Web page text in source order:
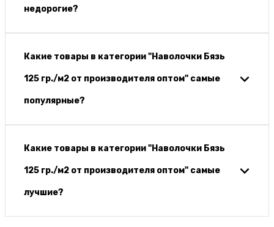
недорогие?
Какие товары в категории "Наволочки Бязь
125 гр./м2 от производителя оптом" самые
популярные?
Какие товары в категории "Наволочки Бязь
125 гр./м2 от производителя оптом" самые
лучшие?